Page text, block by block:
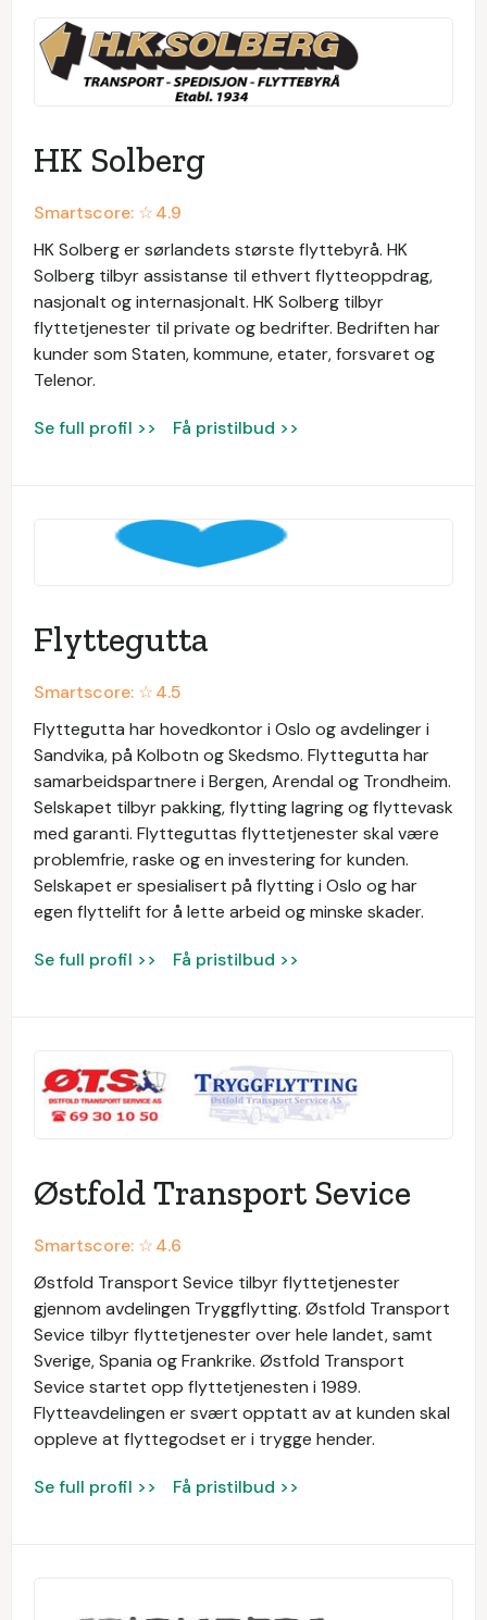
HK Solberg
Smartscore: ☆4.9
HK Solberg er sørlandets største flyttebyrå. HK
Solberg tilbyr assistanse til ethvert flytteoppdrag,
nasjonalt og internasjonalt. HK Solberg tilbyr
flyttetjenester til private og bedrifter. Bedriften har
kunder som Staten, kommune, etater, forsvaret og
Telenor.
Se full profil >> Få pristilbud >>
Flyttegutta
Smartscore: ☆4.5
Flyttegutta har hovedkontor i Oslo og avdelinger i
Sandvika, på Kolbotn og Skedsmo. Flyttegutta har
samarbeidspartnere i Bergen, Arendal og Trondheim.
Selskapet tilbyr pakking, flytting lagring og flyttevask
med garanti. Flytteguttas flyttetjenester skal være
problemfrie, raske og en investering for kunden.
Selskapet er spesialisert på flytting i Oslo og har
egen flyttelift for å lette arbeid og minske skader.
Se full profil >> Få pristilbud >>
Østfold Transport Sevice
Smartscore: ☆4.6
Østfold Transport Sevice tilbyr flyttetjenester
gjennom avdelingen Tryggflytting. Østfold Transport
Sevice tilbyr flyttetjenester over hele landet, samt
Sverige, Spania og Frankrike. Østfold Transport
Sevice startet opp flyttetjenesten i 1989.
Flytteavdelingen er svært opptatt av at kunden skal
oppleve at flyttegodset er i trygge hender.
Se full profil >> Få pristilbud >>